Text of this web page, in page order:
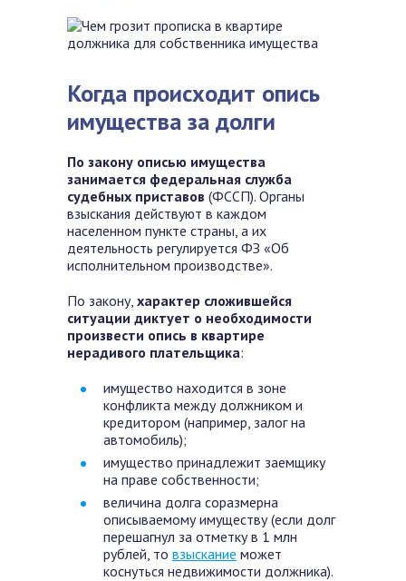
Когда происходит опись
имущества за долги
По закону описью имущества
занимается федеральная служба
судебных приставов (ФССП). Органы
взыскания действуют в каждом
населенном пункте страны, а их
деятельность регулируется ФЗ «Об
исполнительном производстве».
По закону, характер сложившейся
ситуации диктует о необходимости
произвести опись в квартире
нерадивого плательщика:
имущество находится в зоне
конфликта между должником и
кредитором (например, залог на
автомобиль);
имущество принадлежит заемщику
на праве собственности;
величина долга соразмерна
описываемому имуществу (если долг
перешагнул за отметку в 1 млн
рублей, то взыскание может
коснуться недвижимости должника).